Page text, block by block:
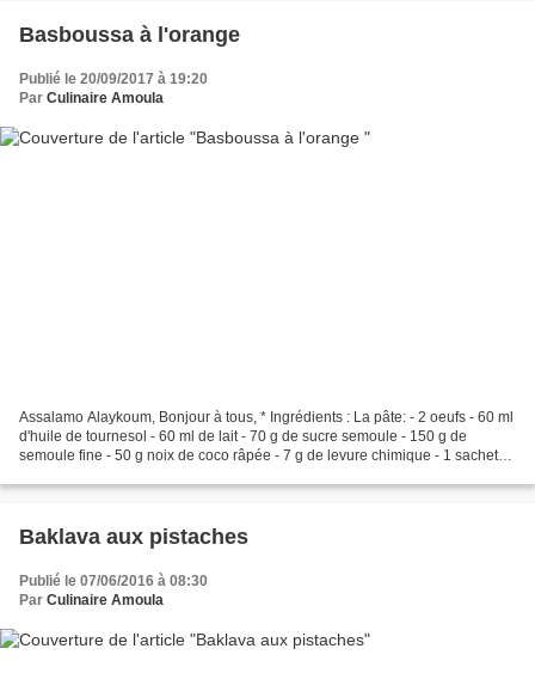
Basboussa à l'orange
Publié le 20/09/2017 à 19:20
Par Culinaire Amoula
Assalamo Alaykoum, Bonjour à tous, * Ingrédients : La pâte: - 2 oeufs - 60 ml
d'huile de tournesol - 60 ml de lait - 70 g de sucre semoule - 150 g de
semoule fine - 50 g noix de coco râpée - 7 g de levure chimique - 1 sachet
Baklava aux pistaches
Publié le 07/06/2016 à 08:30
Par Culinaire Amoula